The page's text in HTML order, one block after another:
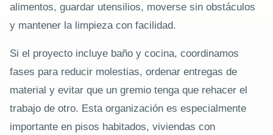
alimentos, guardar utensilios, moverse sin obstáculos
y mantener la limpieza con facilidad.
Si el proyecto incluye baño y cocina, coordinamos
fases para reducir molestias, ordenar entregas de
material y evitar que un gremio tenga que rehacer el
trabajo de otro. Esta organización es especialmente
importante en pisos habitados, viviendas con